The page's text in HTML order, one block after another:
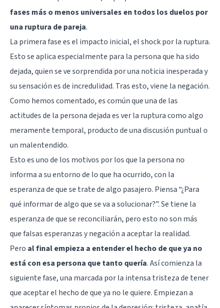
fases más o menos universales en todos los duelos por
una ruptura de pareja.
La primera fase es el impacto inicial, el shock por la ruptura.
Esto se aplica especialmente para la persona que ha sido
dejada, quien se ve sorprendida por una noticia inesperada y
su sensación es de incredulidad. Tras esto, viene la negación.
Como hemos comentado, es común que una de las
actitudes de la persona dejada es ver la ruptura como algo
meramente temporal, producto de una discusión puntual o
un malentendido.
Esto es uno de los motivos por los que la persona no
informa a su entorno de lo que ha ocurrido, con la
esperanza de que se trate de algo pasajero. Piensa “¿Para
qué informar de algo que se va a solucionar?”. Se tiene la
esperanza de que se reconciliarán, pero esto no son más
que falsas esperanzas y negación a aceptar la realidad.
Pero al final empieza a entender el hecho de que ya no
está con esa persona que tanto quería. Así comienza la
siguiente fase, una marcada por la intensa tristeza de tener
que aceptar el hecho de que ya no le quiere. Empiezan a